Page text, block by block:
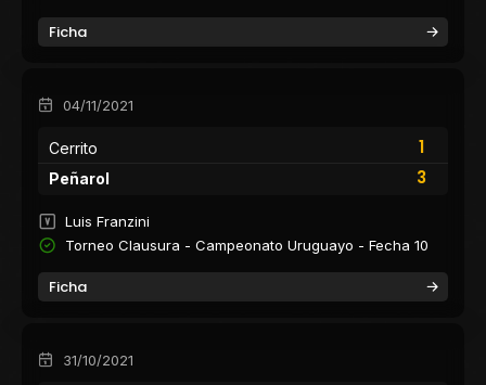
Ficha
04/11/2021
Cerrito
1
3
Peñarol
Luis Franzini
Torneo Clausura - Campeonato Uruguayo - Fecha 10
Ficha
31/10/2021